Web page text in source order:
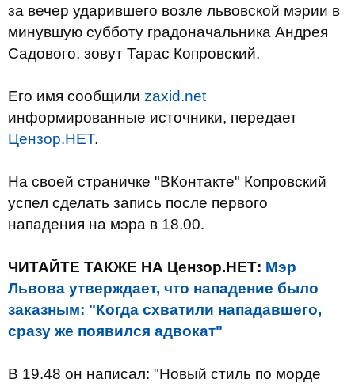
за вечер ударившего возле львовской мэрии в
минувшую субботу градоначальника Андрея
Садового, зовут Тарас Копровский.
Его имя сообщили zaxid.net
информированные источники, передает
Цензор.НЕТ.
На своей страничке "ВКонтакте" Копровский
успел сделать запись после первого
нападения на мэра в 18.00.
ЧИТАЙТЕ ТАКЖЕ НА Цензор.НЕТ: Мэр
Львова утверждает, что нападение было
заказным: "Когда схватили нападавшего,
сразу же появился адвокат"
В 19.48 он написал: "Новый стиль по морде